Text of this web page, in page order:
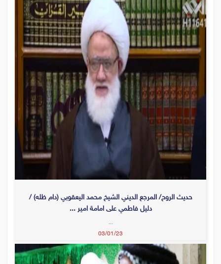
حديث الروح/ المرجع الديني الشيخ محمد اليعقوبي (دام ظله) /
دليل فاطمي على امامة امير ...
...
03/01/23